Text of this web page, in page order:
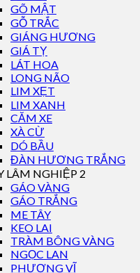
GÕ MẬT
GỖ TRẮC
GIÁNG HƯƠNG
GIÁ TỴ
LÁT HOA
LONG NÃO
LIM XẸT
LIM XANH
CĂM XE
XÀ CỪ
DÓ BẦU
ĐÀN HƯƠNG TRẮNG
LÂM NGHIỆP 2
GÁO VÀNG
GÁO TRẮNG
ME TÂY
KEO LAI
TRÀM BÔNG VÀNG
NGỌC LAN
PHƯỢNG VĨ